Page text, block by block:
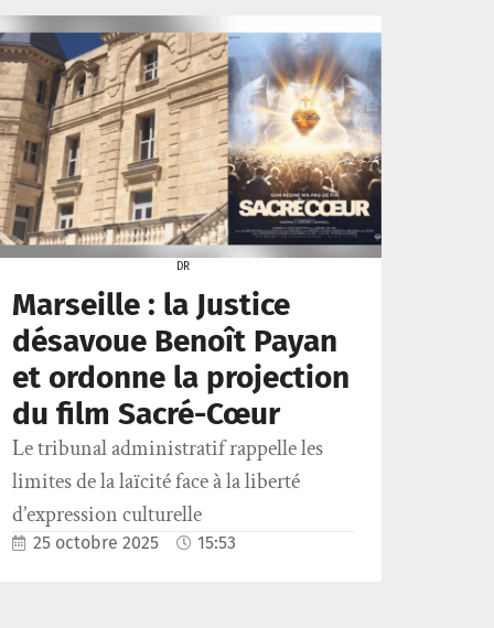
DR
Marseille : la Justice
désavoue Benoît Payan
et ordonne la projection
du film Sacré-Cœur
Le tribunal administratif rappelle les
limites de la laïcité face à la liberté
d’expression culturelle
25 octobre 2025 15:53